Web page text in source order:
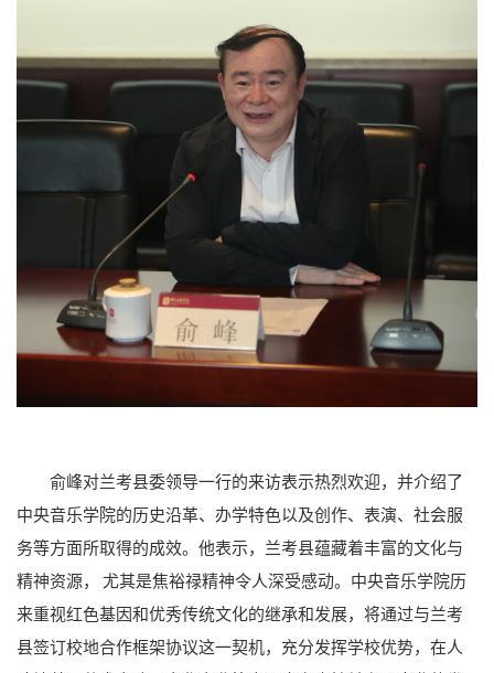
俞峰对兰考县委领导一行的来访表示热烈欢迎，并介绍了
中央音乐学院的历史沿革、办学特色以及创作、表演、社会服
务等方面所取得的成效。他表示，兰考县蕴藏着丰富的文化与
精神资源， 尤其是焦裕禄精神令人深受感动。中央音乐学院历
来重视红色基因和优秀传统文化的继承和发展，将通过与兰考
县签订校地合作框架协议这一契机，充分发挥学校优势，在人